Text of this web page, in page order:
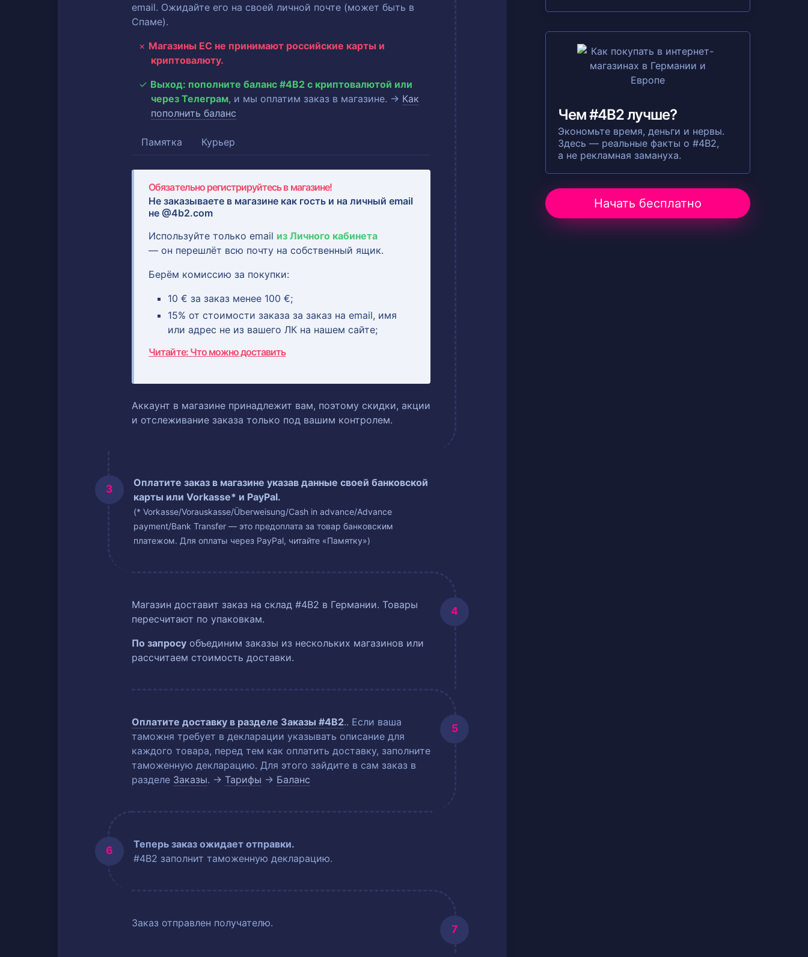
email. Ожидайте его на своей личной почте (может быть в
Спаме).
Магазины ЕС не принимают российские карты и
криптовалюту.
Выход: пополните баланс #4B2 с криптовалютой или
через Телеграм, и мы оплатим заказ в магазине. → Как
пополнить баланс
Памятка Курьер
Обязательно регистрируйтесь в магазине!
Не заказываете в магазине как гость и наличный email
не @4b2.com
Используйте только email из Личного кабинета
— он перешлёт всю почту на собственный ящик.
Берём комиссию за покупки:
10 € за заказ менее 100 €;
15% от стоимости заказа за заказ на email, имя
или адрес не из вашего ЛК на нашем сайте;
Читайте: Что можно доставить
Аккаунт в магазине принадлежит вам, поэтому скидки, акции
и отслеживание заказа только под вашим контролем.
Оплатите заказ в магазине указав данные своей банковской
карты или Vorkasse* и PayPal.
(* Vorkasse/Vorauskasse/Überweisung/Cash in advance/Advance
payment/Bank Transfer — это предоплата за товар банковским
платежом. Для оплаты через PayPal, читайте «Памятку»)
Магазин доставит заказ на склад #4B2 в Германии. Товары
пересчитают по упаковкам.
По запросу объединим заказы из нескольких магазинов или
рассчитаем стоимость доставки.
Оплатите доставку в разделе Заказы #4B2.. Если ваша
таможня требует в декларации указывать описание для
каждого товара, перед тем как оплатить доставку, заполните
таможенную декларацию. Для этого зайдите в сам заказ в
разделе Заказы. → Тарифы → Баланс
Теперь заказ ожидает отправки.
#4B2 заполнит таможенную декларацию.
Заказ отправлен получателю.
Чем #4B2 лучше?
Экономьте время, деньги и нервы.
Здесь — реальные факты о #4B2,
а не рекламная замануха.
Начать бесплатно